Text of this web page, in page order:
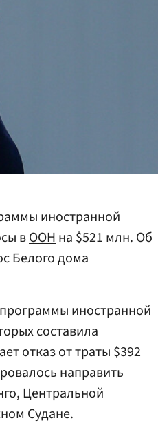
иностранной
вООНна $521 млн. Об
Белого дома
иностранной
составила
отказ от траты $392
направить
Центральной
Судане.